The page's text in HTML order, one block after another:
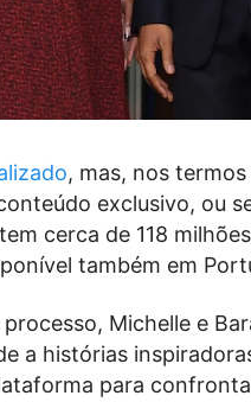
, mas, nos
exclusivo, ou
cerca de 118
também em
Michelle e
a histórias
para